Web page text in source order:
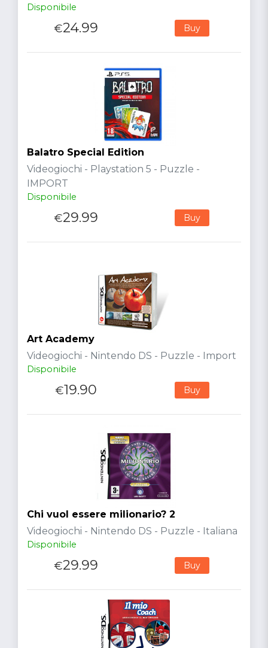
Disponibile
€24.99 Buy
Balatro Special Edition
Videogiochi - Playstation 5 - Puzzle -
IMPORT
Disponibile
€29.99 Buy
Art Academy
Videogiochi - Nintendo DS - Puzzle - Import
Disponibile
€19.90 Buy
Chi vuol essere milionario? 2
Videogiochi - Nintendo DS - Puzzle - Italiana
Disponibile
€29.99 Buy